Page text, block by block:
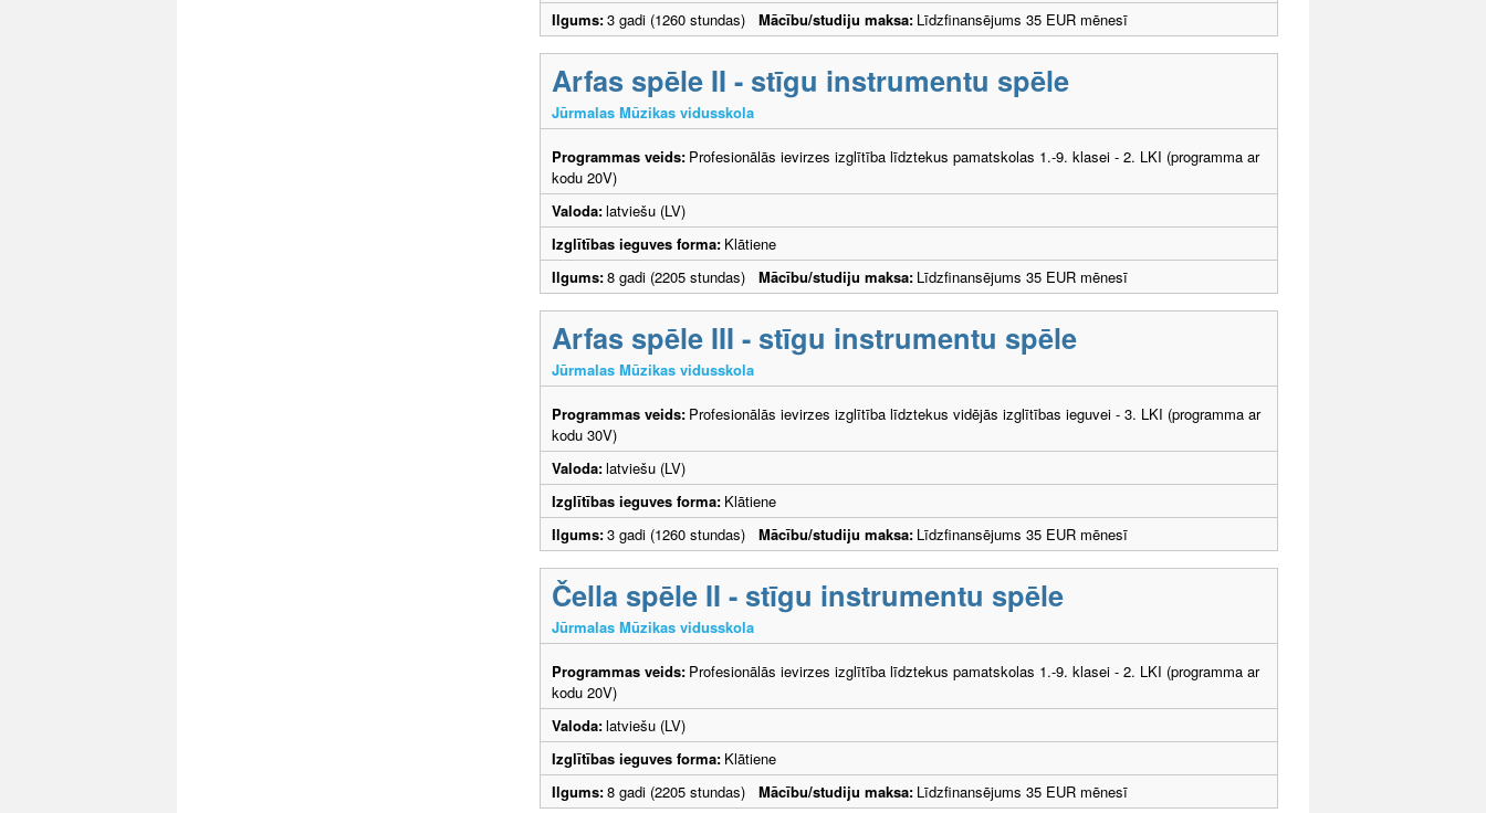
Ilgums:3 gadi (1260 stundas) Mācību/studiju maksa: Līdzfinansējums 35 EUR mēnesī
Arfas spēle II - stīgu instrumentu spēle
Jūrmalas Mūzikas vidusskola
Programmas veids: Profesionālās ievirzes izglītība līdztekus pamatskolas 1.-9. klasei - 2. LKI (programma ar
kodu 20V)
Valoda:latviešu (LV)
Izglītības ieguves forma: Klātiene
Ilgums:8 gadi (2205 stundas) Mācību/studiju maksa: Līdzfinansējums 35 EUR mēnesī
Arfas spēle III - stīgu instrumentu spēle
Jūrmalas Mūzikas vidusskola
Programmas veids: Profesionālās ievirzes izglītība līdztekus vidējās izglītības ieguvei - 3. LKI (programma ar
kodu 30V)
Valoda:latviešu (LV)
Izglītības ieguves forma: Klātiene
Ilgums:3 gadi (1260 stundas) Mācību/studiju maksa: Līdzfinansējums 35 EUR mēnesī
Čella spēle II - stīgu instrumentu spēle
Jūrmalas Mūzikas vidusskola
Programmas veids: Profesionālās ievirzes izglītība līdztekus pamatskolas 1.-9. klasei - 2. LKI (programma ar
kodu 20V)
Valoda:latviešu (LV)
Izglītības ieguves forma: Klātiene
Ilgums:8 gadi (2205 stundas) Mācību/studiju maksa: Līdzfinansējums 35 EUR mēnesī